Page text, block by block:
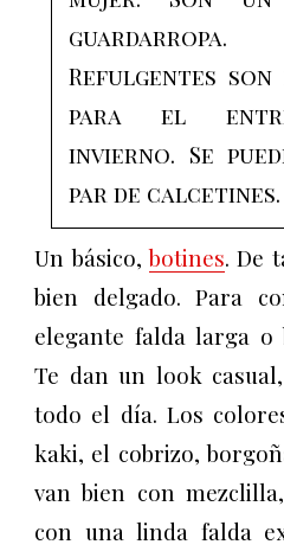
Refulgentes son
para el
invierno. Se
par de calcetines.
Un básico,botines. De
bien delgado. Para
elegante falda larga o
Te dan un look
todo el día. Los
kaki, el cobrizo,
van bien con
con una linda falda